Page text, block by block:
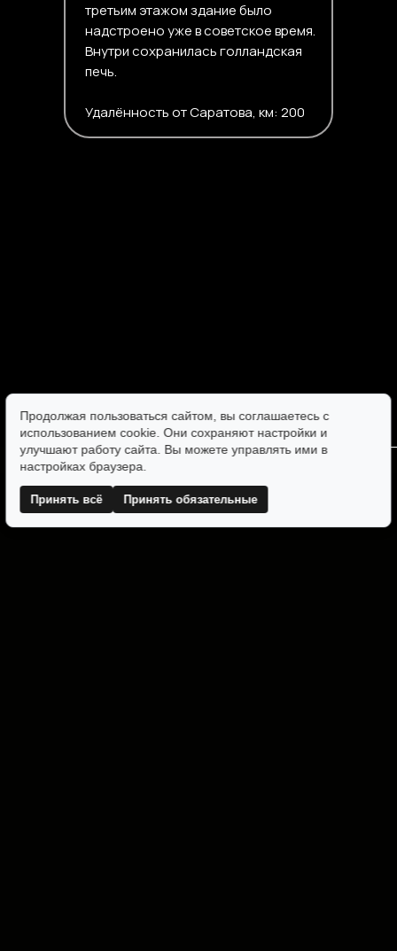
Продолжая пользоваться сайтом, вы соглашаетесь с
использованием cookie. Они сохраняют настройки и
улучшают работу сайта. Вы можете управлять ими в
настройках браузера.
Принять всё Принять обязательные
третьим этажом здание было
надстроено уже в советское время.
Внутри сохранилась голландская
печь.
Удалённость от Саратова, км: 200